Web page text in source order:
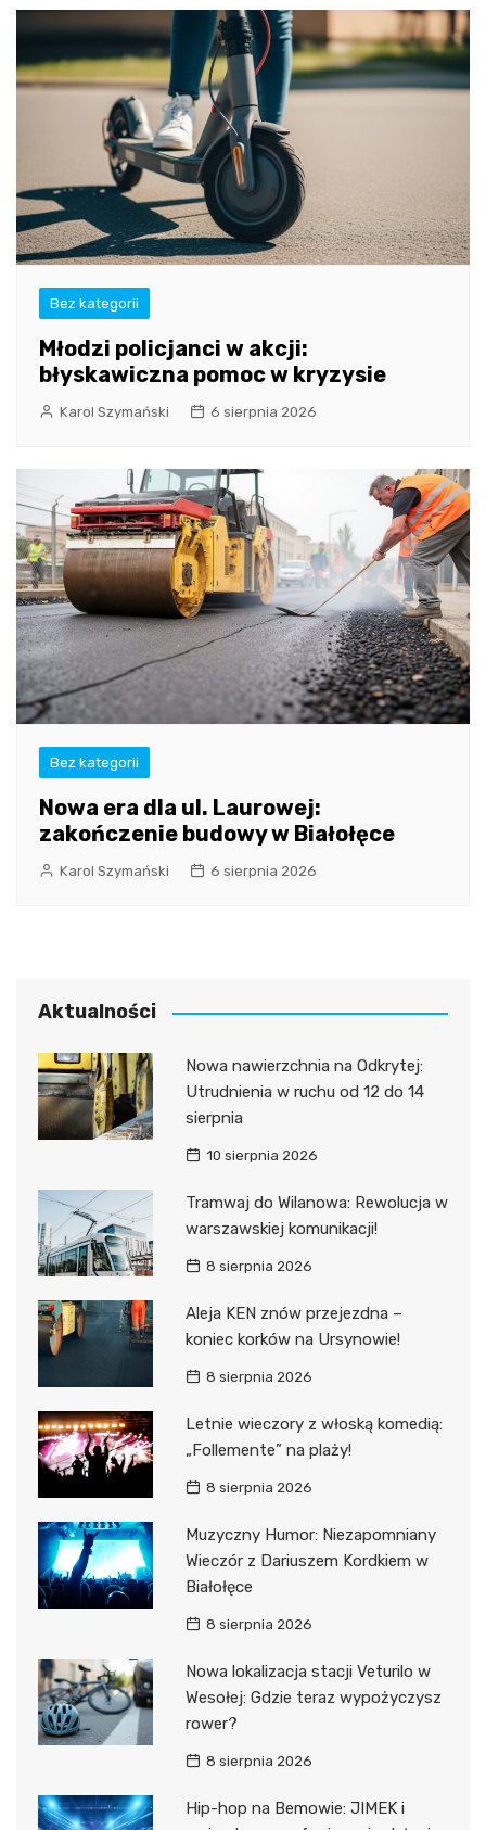
Bez kategorii
Młodzi policjanci w akcji:
błyskawiczna pomoc w kryzysie
Karol Szymański 6 sierpnia 2026
Bez kategorii
Nowa era dla ul. Laurowej:
zakończenie budowy w Białołęce
Karol Szymański 6 sierpnia 2026
Aktualności
Nowa nawierzchnia na Odkrytej:
Utrudnienia w ruchu od 12 do 14
sierpnia
10 sierpnia 2026
Tramwaj do Wilanowa: Rewolucja w
warszawskiej komunikacji!
8 sierpnia 2026
Aleja KEN znów przejezdna –
koniec korków na Ursynowie!
8 sierpnia 2026
Letnie wieczory z włoską komedią:
„Follemente” na plaży!
8 sierpnia 2026
Muzyczny Humor: Niezapomniany
Wieczór z Dariuszem Kordkiem w
Białołęce
8 sierpnia 2026
Nowa lokalizacja stacji Veturilo w
Wesołej: Gdzie teraz wypożyczysz
rower?
8 sierpnia 2026
Hip-hop na Bemowie: JIMEK i